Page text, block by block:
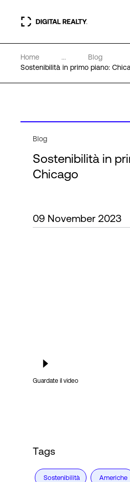
Data center
Competenze e Risorse
Language
Home ...
Blog
Sostenibilità in primo piano:
Blog
Sostenibilità in
Chicago
09 November 2023
Guardate il video
Tags
Sostenibilità Americhe